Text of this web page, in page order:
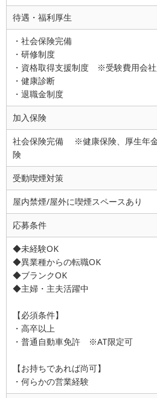
待遇・福利厚生
・社会保険完備
・研修制度
・資格取得支援制度 ※受験費用会社
・健康診断
・退職金制度
加入保険
社会保険完備 ※健康保険、厚生年
険
受動喫煙対策
屋内禁煙/屋外に喫煙スペースあり
応募条件
◆未経験OK
◆異業種からの転職OK
◆ブランクOK
◆主婦・主夫活躍中
【必須条件】
・高卒以上
・普通自動車免許 ※AT限定可
【お持ちであれば尚可】
・何らかの営業経験